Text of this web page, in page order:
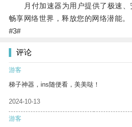
月付加速器为用户提供了极速、
畅享网络世界，释放您的网络潜能。
#3#
评论
游客
梯子神器，ins随便看，美美哒！
2024-10-13
游客